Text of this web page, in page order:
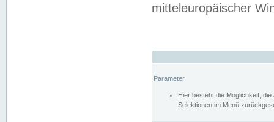
mitteleuropäischer
Parameter
Hier besteht die Möglichkeit,
Selektionen im Menü